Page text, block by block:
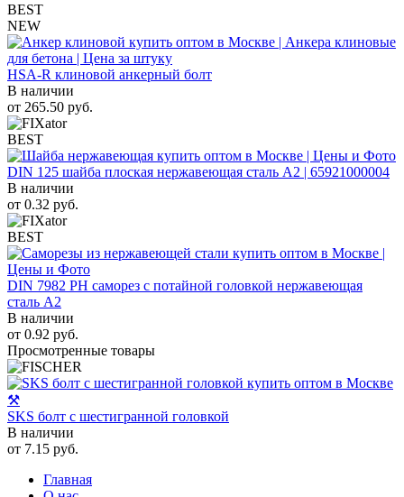
BEST
NEW
HSA-R клиновой анкерный болт
В наличии
от 265.50 руб.
BEST
DIN 125 шайба плоская нержавеющая сталь A2 | 65921000004
В наличии
от 0.32 руб.
BEST
DIN 7982 PH саморез с потайной головкой нержавеющая
сталь A2
В наличии
от 0.92 руб.
Просмотренные товары
SKS болт с шестигранной головкой
В наличии
от 7.15 руб.
Главная